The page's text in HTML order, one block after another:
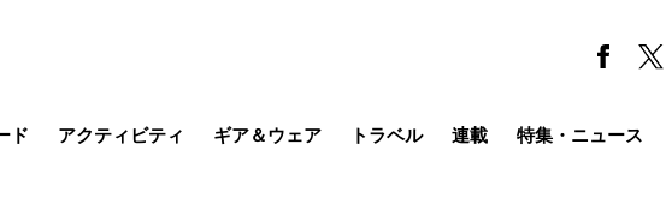
ド アクティビティ ギア＆ウェア トラベル 連載 特集・ニュース